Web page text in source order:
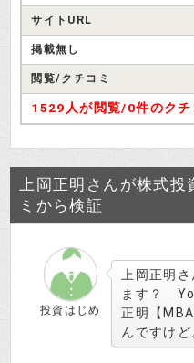
サイトURL
掲載無し
閲覧/クチコミ
1529人が閲覧/0件のクチ
上岡正明さんが株式投
ミから検証
投資はじめ
上岡正明さ
ます？
正明【
んですけど